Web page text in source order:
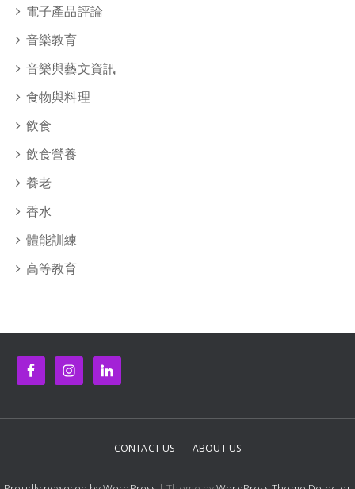
電子產品評論
音樂教育
音樂與藝文資訊
食物與料理
飲食
飲食營養
養老
香水
體能訓練
高等教育
CONTACT US ABOUT US